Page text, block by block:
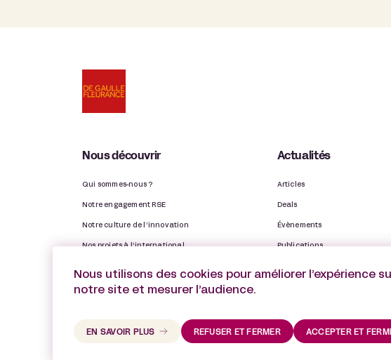
Nous découvrir
Qui sommes-nous ?
Notre engagement RSE
Notre culture de l’innovation
Nos projets à l’international
Notre rapport d’activité
Actualités
Articles
Deals
Évènements
Publications
Nous utilisons des cookies pour améliorer l’expérience
notre site et mesurer l’audience.
ACCEPTER ET
REFUSER ET FERMER
EN SAVOIR PLUS